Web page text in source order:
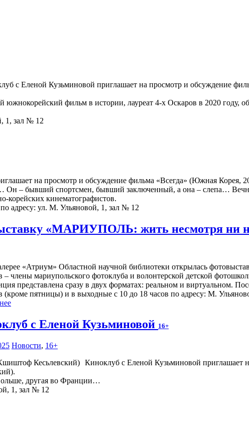
с Еленой Кузьминовой приглашает на просмотр и обсуждение
фильм в истории, лауреат 4-х Оскаров в 2020 году,
1, зал № 12
на просмотр и обсуждение фильма «Всегда» (Южная Корея,
Он – бывший спортсмен, бывший заключенный, а она – слепа…
корейских кинематографистов.
по адресу: ул. М. Ульяновой, 1, зал № 12
«МАРИУПОЛЬ: жить несмотря ни
«Атриум» Областной научной библиотеки открылась
– члены мариупольского фотоклуба и волонтерской детской
представлена сразу в двух форматах: реальном и виртуальном.
(кроме пятницы) и в выходные с 10 до 18 часов по адресу: М.
с Еленой Кузьминовой 16+
Новости, 16+
Киноклуб с Еленой Кузьминовой приглашает
другая во Франции…
1, зал № 12